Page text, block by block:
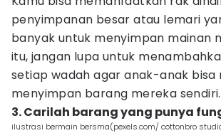
penyimpanan besar atau lemari
banyak untuk menyimpan mainan
itu, jangan lupa untuk
setiap wadah agar anak-anak bisa
menyimpan barang mereka sendiri.
3. Carilah barang yang punya
ilustrasi bermain bersma(pexels.com/ cottonbro